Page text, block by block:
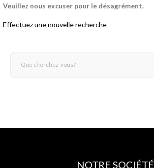
Veuillez nous excuser pour le désagrément.
Effectuez une nouvelle recherche
NOTRE SOCIÉTÉ